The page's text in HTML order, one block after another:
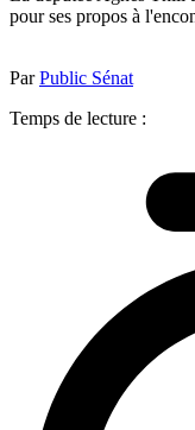
pour ses propos à
ParPublic Sénat
Temps de lecture :